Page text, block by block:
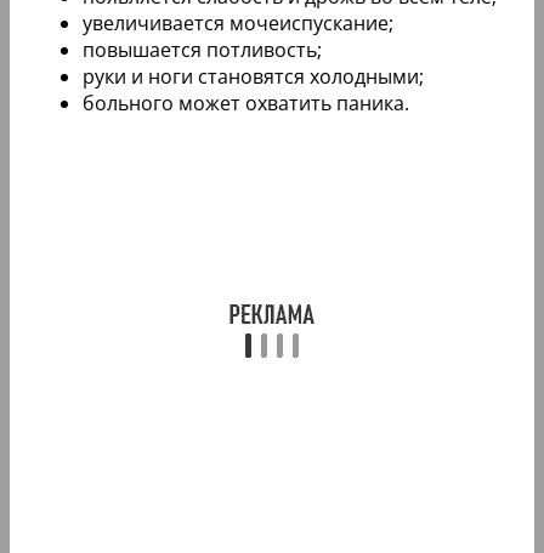
увеличивается мочеиспускание;
повышается потливость;
руки и ноги становятся холодными;
больного может охватить паника.